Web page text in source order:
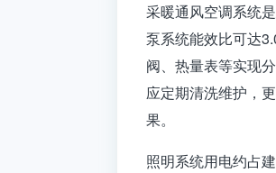
采暖通风空调系统
泵系统能效比可达
阀、热量表等实现
应定期清洗维护，
果。
照明系统用电约占